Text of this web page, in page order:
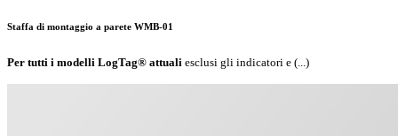
Staffa di montaggio a parete WMB-01
Per tutti i modelli LogTag® attuali esclusi gli indicatori e (...)